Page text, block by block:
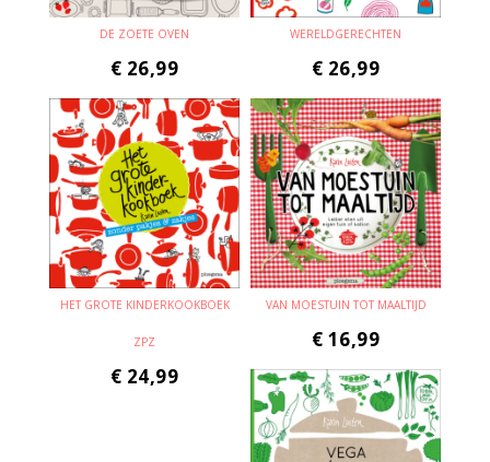
DE ZOETE OVEN
€ 26,99
WERELDGERECHTEN
€ 26,99
HET GROTE KINDERKOOKBOEK
ZPZ
€ 24,99
VAN MOESTUIN TOT MAALTIJD
€ 16,99